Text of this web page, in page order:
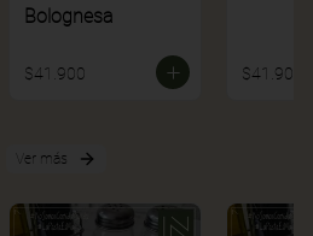
Bolognesa
$41.900 $41.900
Ver más